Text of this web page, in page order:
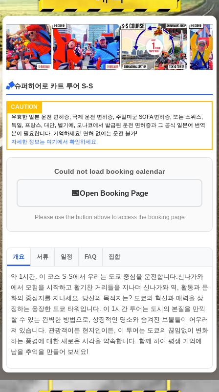
슈퍼히어로 카트 투어 S-S
CAUTION
유효한 일본 운전 면허증, 국제 운전 면허증, 주일미군 SOFA 면허증, 또는 스위스,
독일, 프랑스, 대만, 벨기에, 모나코에서 발급된 운전 면허증과 그 공식 일본어 번역
본이 필요합니다. 기억하세요! 면허 없이는 운전 불가!
자세한 정보는 여기에서 확인하세요.
Could not load booking calendar
Open Booking Page
Please use the button above to access the booking page
개요 서류 일정 FAQ 집합
약 1시간. 이 코스 S-S에서 우리는 도쿄 중심을 운전합니다.신나가와
에서 모험을 시작하고 활기찬 거리들을 지나며 신나가와 역, 활동과 문
화의 중심지를 지나세요. 당신의 목적지는? 도쿄의 혁신과 매력을 상
징하는 웅장한 도쿄 타워입니다. 이 1시간 투어는 도시의 본질을 만끽
할 수 있는 완벽한 방법으로, 상징적인 명소와 숨겨진 보물들이 어우러
져 있습니다. 관광객이든 현지인이든, 이 투어는 도쿄의 끊임없이 변화
하는 풍경에 대한 새로운 시각을 약속합니다. 함께 하여 평생 기억에
남을 추억을 만들어 보세요!